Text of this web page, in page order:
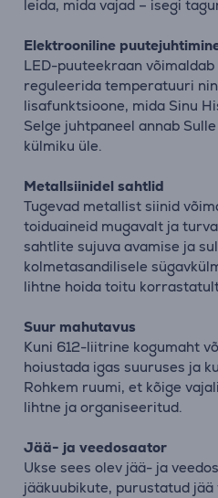
leida, mida vajad – isegi
Elektrooniline
LED-puuteekraan
reguleerida temperatuuri
lisafunktsioone, mida Sinu
Selge juhtpaneel annab
külmiku üle.
Metallsiinidel sahtlid
Tugevad metallist siinid
toiduaineid mugavalt ja
sahtlite sujuva avamise ja
kolmetasandilisele
lihtne hoida toitu
Suur mahutavus
Kuni 612-liitrine kogumaht
hoiustada igas suuruses ja
Rohkem ruumi, et kõige
lihtne ja organiseeritud.
Jää- ja veedosaator
Ukse sees olev jää- ja
jääkuubikute, purustatud